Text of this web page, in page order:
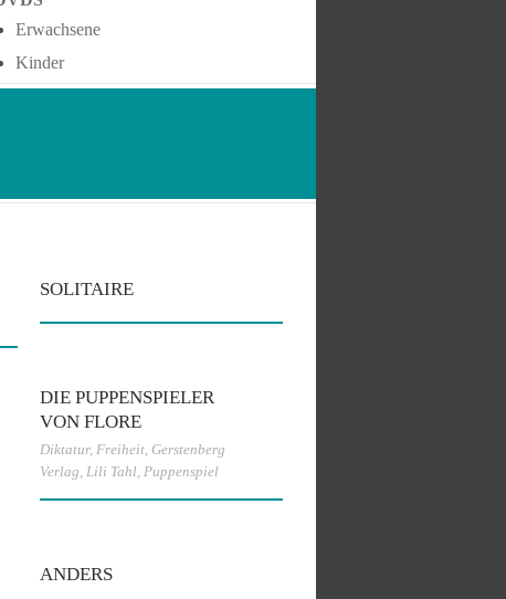
Erwachsene
Kinder
SOLITAIRE
DIE PUPPENSPIELER
VON FLORE
Diktatur, Freiheit, Gerstenberg
Verlag, Lili Tahl, Puppenspiel
ANDERS